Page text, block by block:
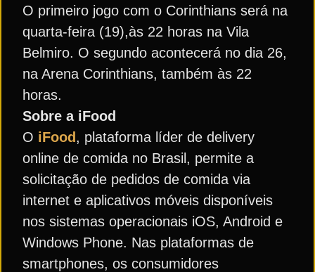
O primeiro jogo com o Corinthians será na
quarta-feira (19),às 22 horas na Vila
Belmiro. O segundo acontecerá no dia 26,
na Arena Corinthians, também às 22
horas.
Sobre a iFood
O iFood , plataforma líder de delivery
online de comida no Brasil, permite a
solicitação de pedidos de comida via
internet e aplicativos móveis disponíveis
nos sistemas operacionais iOS, Android e
Windows Phone. Nas plataformas de
smartphones, os consumidores